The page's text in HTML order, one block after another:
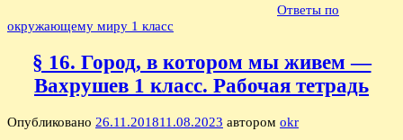
Ответы по
окружающему миру 1 класс
§ 16. Город, в котором мы живем —
Вахрушев 1 класс. Рабочая тетрадь
Опубликовано 26.11.201811.08.2023 автором okr